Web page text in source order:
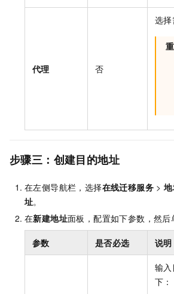
代理 否
选择
步骤三：创建目的地址
在左侧导航栏，选择在线迁移服务 >
址。
在新建地址面板，配置如下参数，然后
参数 是否必选 说明
输
下：